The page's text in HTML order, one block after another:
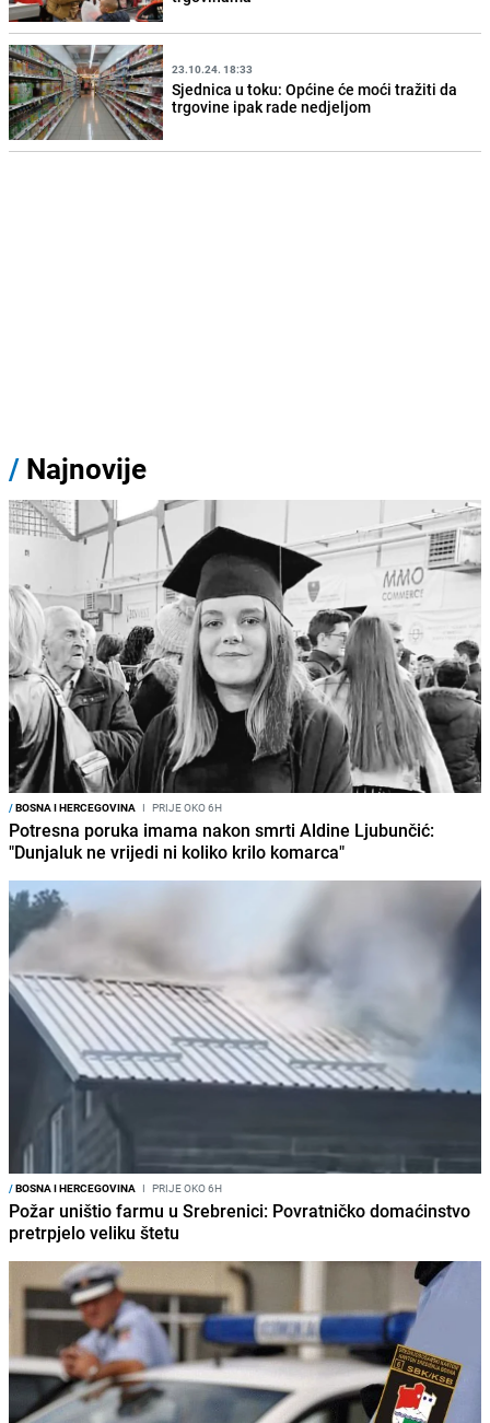
23.10.24. 18:33
Sjednica u toku: Općine će moći tražiti da
trgovine ipak rade nedjeljom
/ Najnovije
/BOSNA I HERCEGOVINA I PRIJE OKO 6H
Potresna poruka imama nakon smrti Aldine Ljubunčić:
"Dunjaluk ne vrijedi ni koliko krilo komarca"
/BOSNA I HERCEGOVINA I PRIJE OKO 6H
Požar uništio farmu u Srebrenici: Povratničko domaćinstvo
pretrpjelo veliku štetu